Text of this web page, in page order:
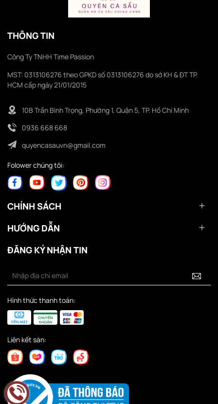
THÔNG TIN
Công Ty TNHH Time Passion
MST: 0313106276 theo GPKD số 0313106276 do sở KH & ĐT TP.
HCM cấp ngày 21/01/2015
10B Trần Bình Trọng, Phường 1, Quận 5, TP. Hồ Chí Minh
0936 668 668
quyencasauvn@gmail.com
Folower chúng tôi:
CHÍNH SÁCH
HƯỚNG DẪN
ĐĂNG KÝ NHẬN TIN
Hình thức thanh toán:
Liên kết sàn: